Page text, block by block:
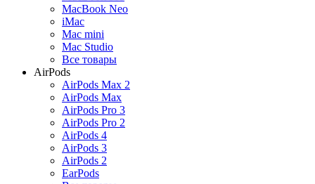
MacBook Neo
iMac
Mac mini
Mac Studio
Все товары
AirPods
AirPods Max 2
AirPods Max
AirPods Pro 3
AirPods Pro 2
AirPods 4
AirPods 3
AirPods 2
EarPods